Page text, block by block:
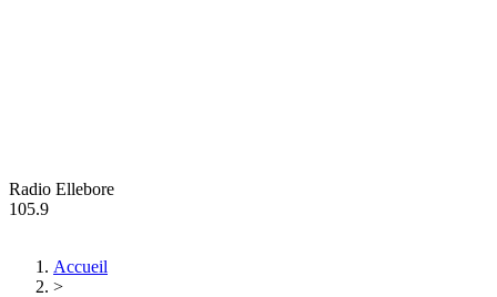
Radio Ellebore
105.9
Accueil
>